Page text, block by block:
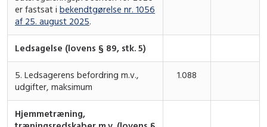
er fastsat i bekendtgørelse nr. 1056
af 25. august 2025.
Ledsagelse (lovens § 89, stk. 5)
5. Ledsagerens befordring m.v.,
udgifter, maksimum
1.088
Hjemmetræning,